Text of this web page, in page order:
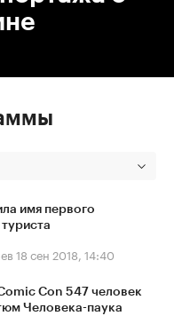
имя первого
18 сен 2018, 14:40
Con 547 человек
Человека-паука